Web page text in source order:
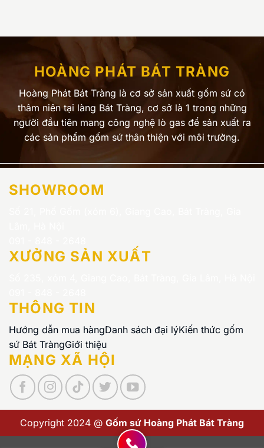
HOÀNG PHÁT BÁT TRÀNG
Hoàng Phát Bát Tràng là cơ sở sản xuất gốm sứ có
thâm niên tại làng Bát Tràng, cơ sở là 1 trong những
người đầu tiên mang công nghệ lò gas để sản xuất ra
các sản phẩm gốm sứ thân thiện với môi trường.
SHOWROOM
XƯỞNG SẢN XUẤT
THÔNG TIN
Hướng dẫn mua hàngDanh sách đại lýKiến thức gốm
sứ Bát TràngGiới thiệu
MẠNG XÃ HỘI
Copyright 2024 @ Gốm sứ Hoàng Phát Bát Tràng